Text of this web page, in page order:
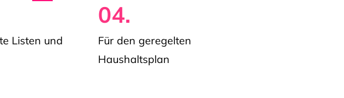
Listen und
04.
Für den geregelten
Haushaltsplan